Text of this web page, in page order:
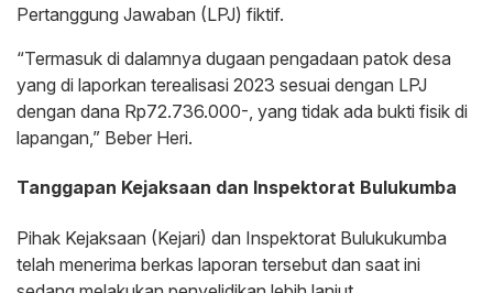
Pertanggung Jawaban (LPJ) fiktif.
“Termasuk di dalamnya dugaan pengadaan patok desa
yang di laporkan terealisasi 2023 sesuai dengan LPJ
dengan dana Rp72.736.000-, yang tidak ada bukti fisik di
lapangan,” Beber Heri.
Tanggapan Kejaksaan dan Inspektorat Bulukumba
Pihak Kejaksaan (Kejari) dan Inspektorat Bulukukumba
telah menerima berkas laporan tersebut dan saat ini